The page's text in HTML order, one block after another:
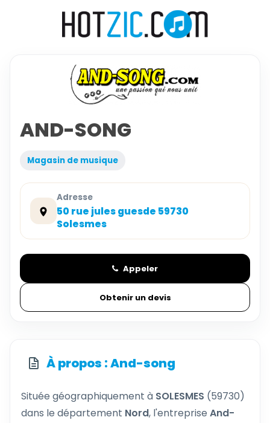
AND-SONG
Magasin de musique
Adresse
50 rue jules guesde 59730
Solesmes
Appeler
Obtenir un devis
À propos : And-song
Située géographiquement à SOLESMES (59730)
dans le département Nord, l'entreprise And-